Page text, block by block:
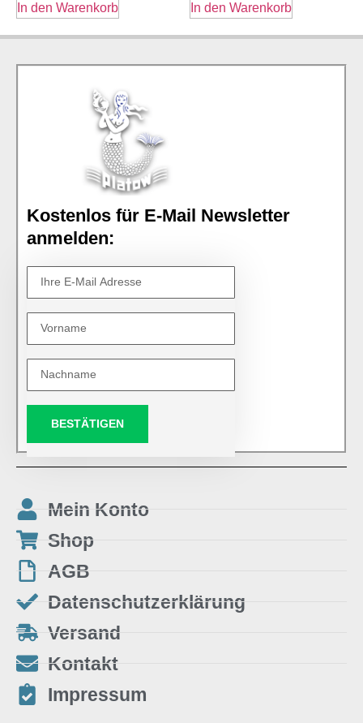
In den Warenkorb In den Warenkorb
Kostenlos für E-Mail Newsletter
anmelden:
BESTÄTIGEN
Mein Konto
Shop
AGB
Datenschutzerklärung
Versand
Kontakt
Impressum